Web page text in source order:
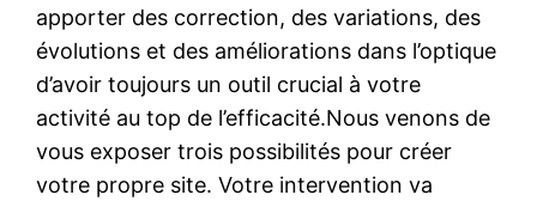
apporter des correction, des variations, des
évolutions et des améliorations dans l’optique
d’avoir toujours un outil crucial à votre
activité au top de l’efficacité.Nous venons de
vous exposer trois possibilités pour créer
votre propre site. Votre intervention va